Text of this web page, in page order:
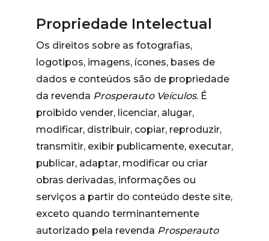
Propriedade Intelectual
Os direitos sobre as fotografias,
logotipos, imagens, ícones, bases de
dados e conteúdos são de propriedade
da revenda Prosperauto Veículos. É
proibido vender, licenciar, alugar,
modificar, distribuir, copiar, reproduzir,
transmitir, exibir publicamente, executar,
publicar, adaptar, modificar ou criar
obras derivadas, informações ou
serviços a partir do conteúdo deste site,
exceto quando terminantemente
autorizado pela revenda Prosperauto